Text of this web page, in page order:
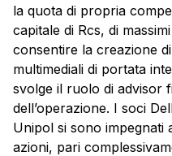
la quota di propria
capitale di Rcs, di
consentire la creazione
multimediali di portata
svolge il ruolo di advisor
dell’operazione. I soci
Unipol si sono
azioni, pari